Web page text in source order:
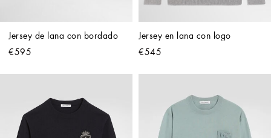
Jersey de lana con bordado
€595
Jersey en lana con logo
€545